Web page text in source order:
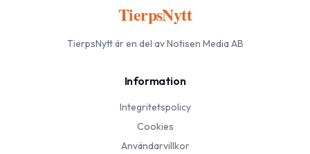
TierpsNytt
TierpsNyttär en del av Notisen Media AB
Information
Integritetspolicy
Cookies
Användarvillkor